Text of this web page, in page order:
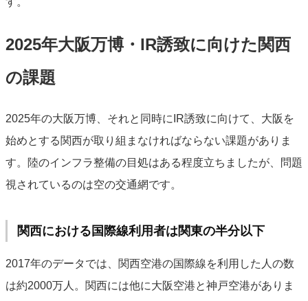
2025年大阪万博・IR誘致に向けた関西
の課題
2025年の大阪万博、それと同時にIR誘致に向けて、大阪を
始めとする関西が取り組まなければならない課題がありま
す。陸のインフラ整備の目処はある程度立ちましたが、問題
視されているのは空の交通網です。
関西における国際線利用者は関東の半分以下
2017年のデータでは、関西空港の国際線を利用した人の数
は約2000万人。関西には他に大阪空港と神戸空港がありま